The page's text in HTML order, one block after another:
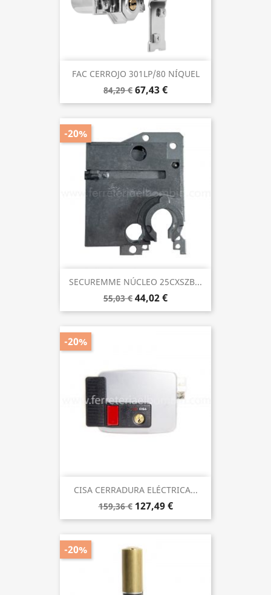
FAC CERROJO 301LP/80 NÍQUEL
84,29 € 67,43 €
SECUREMME NÚCLEO 25CXSZB...
55,03 € 44,02 €
-20%
CISA CERRADURA ELÉCTRICA...
159,36 € 127,49 €
-20%
-20%